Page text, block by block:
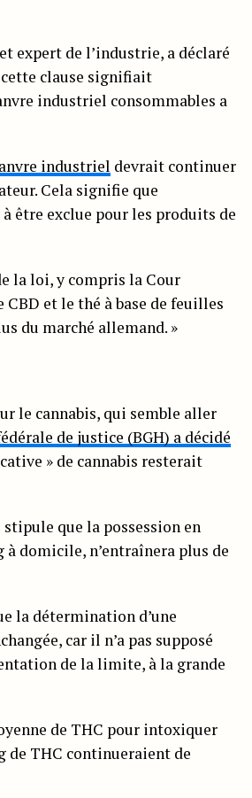
expert de l’industrie, a déclaré
clause signifiait
industriel consommables a
industriel devrait continuer
Cela signifie que
être exclue pour les produits de
la loi, y compris la Cour
CBD et le thé à base de feuilles
du marché allemand. »
le cannabis, qui semble aller
de justice (BGH) a décidé
» de cannabis resterait
que la possession en
à domicile, n’entraînera plus de
la détermination d’une
car il n’a pas supposé
de la limite, à la grande
de THC pour intoxiquer
de THC continueraient de